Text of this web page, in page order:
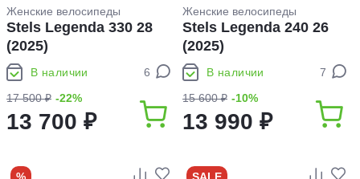
Женские велосипеды
Stels Legenda 330 28
(2025)
В наличии
6
17 500 ₽ -22%
13 700 ₽
Женские велосипеды
Stels Legenda 240 26
(2025)
В наличии
7
15 600 ₽ -10%
13 990 ₽
% SALE